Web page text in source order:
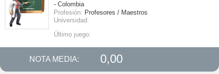
- Colombia
Profesión: Profesores / Maestros
Universidad:
Último juego:
NOTA MEDIA: 0,00